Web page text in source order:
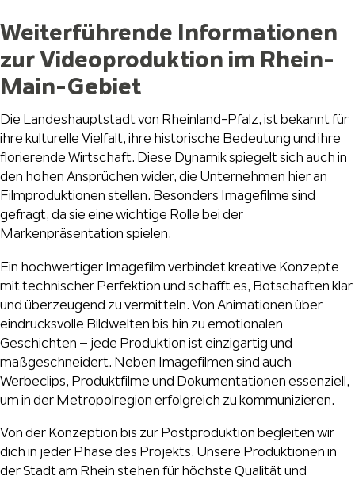
Weiterführende Informationen
zur Videoproduktion im Rhein-
Main-Gebiet
Die Landeshauptstadt von Rheinland-Pfalz, ist bekannt für
ihre kulturelle Vielfalt, ihre historische Bedeutung und ihre
florierende Wirtschaft. Diese Dynamik spiegelt sich auch in
den hohen Ansprüchen wider, die Unternehmen hier an
Filmproduktionen stellen. Besonders Imagefilme sind
gefragt, da sie eine wichtige Rolle bei der
Markenpräsentation spielen.
Ein hochwertiger Imagefilm verbindet kreative Konzepte
mit technischer Perfektion und schafft es, Botschaften klar
und überzeugend zu vermitteln. Von Animationen über
eindrucksvolle Bildwelten bis hin zu emotionalen
Geschichten – jede Produktion ist einzigartig und
maßgeschneidert. Neben Imagefilmen sind auch
Werbeclips, Produktfilme und Dokumentationen essenziell,
um in der Metropolregion erfolgreich zu kommunizieren.
Von der Konzeption bis zur Postproduktion begleiten wir
dich in jeder Phase des Projekts. Unsere Produktionen in
der Stadt am Rhein stehen für höchste Qualität und